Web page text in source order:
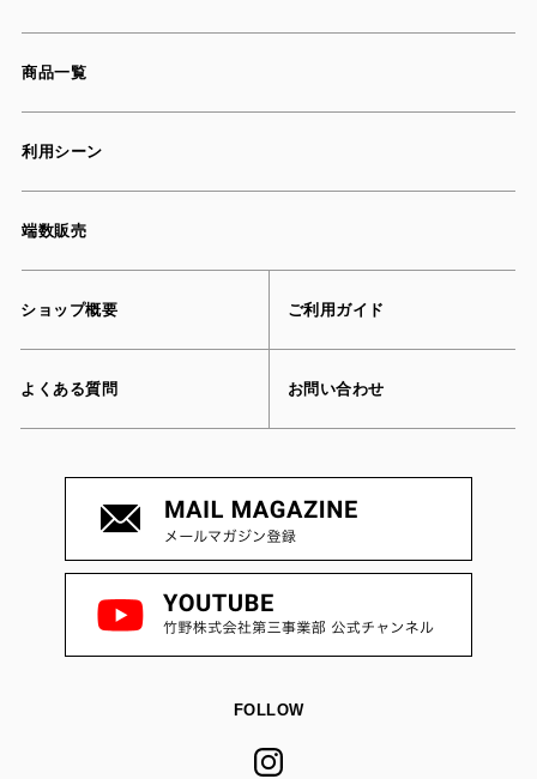
商品一覧
利用シーン
端数販売
ショップ概要 ご利用ガイド
よくある質問 お問い合わせ
FOLLOW